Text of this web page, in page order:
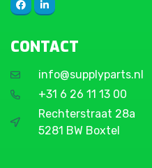
CONTACT
info@supplyparts.nl
+31 6 26 11 13 00
Rechterstraat 28a
5281 BW Boxtel